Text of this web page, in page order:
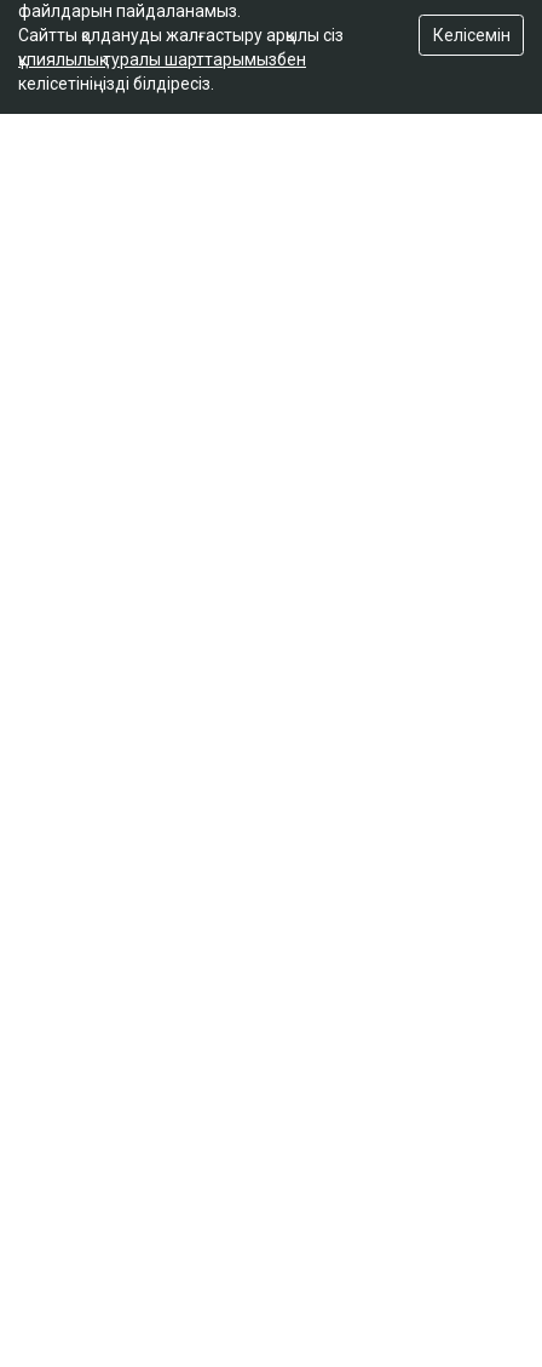
файлдарын пайдаланамыз.
Сайтты қолдануды жалғастыру арқылы сіз
құпиялылық туралы шарттарымызбен
келісетініңізді білдіресіз.
Келісемін